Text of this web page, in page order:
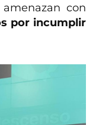
con
por incumplir